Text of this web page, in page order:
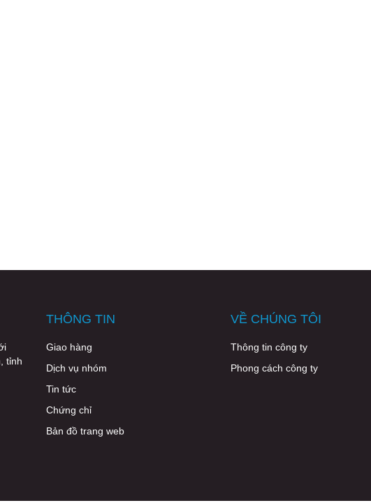
tỉnh
THÔNG TIN
Giao hàng
Dịch vụ nhóm
Tin tức
Chứng chỉ
Bản đồ trang web
VỀ CHÚNG TÔI
Thông tin công ty
Phong cách công ty